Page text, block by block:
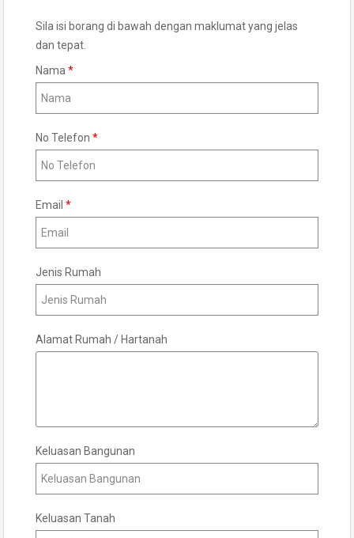
Sila isi borang di bawah dengan maklumat yang jelas
dan tepat.
Nama
No Telefon
Email
Jenis Rumah
Alamat Rumah / Hartanah
Keluasan Bangunan
Keluasan Tanah